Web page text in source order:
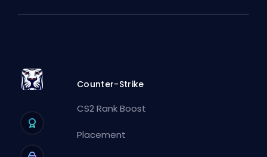
Counter-Strike
CS2 Rank Boost
Placement